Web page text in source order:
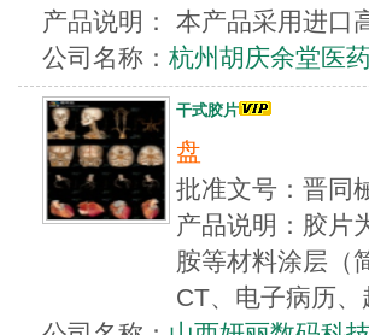
产品说明： 本产品采用进口
公司名称： 杭州胡庆余堂医
干式胶片
盘
批准文号：晋
产品说明：胶片
胺等材料涂层（
CT、电子病历